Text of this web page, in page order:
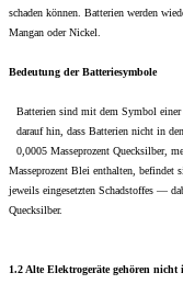
schaden können. Batterien werden
Mangan oder Nickel.
Bedeutung der Batteriesymbole
Batterien sind mit dem Symbol einer
darauf hin, dass Batterien nicht in
0,0005 Masseprozent Quecksilber,
Masseprozent Blei enthalten, befindet
jeweils eingesetzten Schadstoffes —
Quecksilber.
1.2 Alte Elektrogeräte gehören